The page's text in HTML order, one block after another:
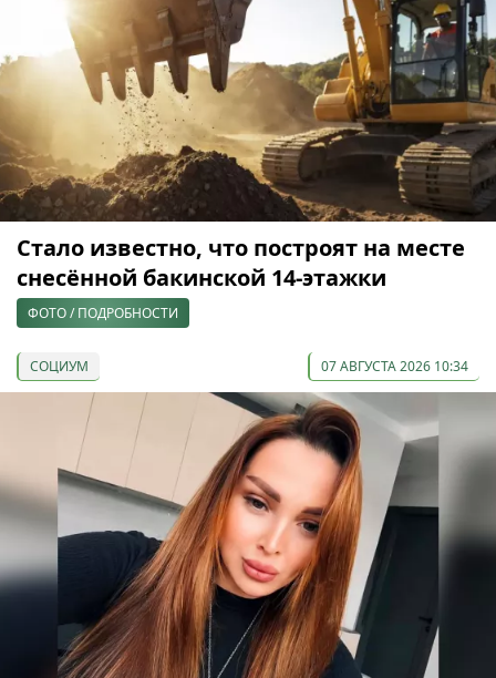
Стало известно, что построят на месте
снесённой бакинской 14-этажки
ФОТО / ПОДРОБНОСТИ
СОЦИУМ 07 АВГУСТА 2026 10:34